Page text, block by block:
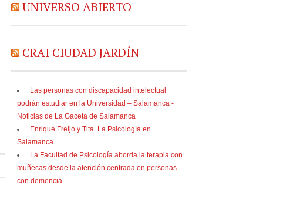
UNIVERSO ABIERTO
CRAI CIUDAD JARDÍN
Las personas con discapacidad intelectual
podrán estudiar en la Universidad – Salamanca -
Noticias de La Gaceta de Salamanca
Enrique Freijo y Tita. La Psicología en
Salamanca
La Facultad de Psicología aborda la terapia con
muñecas desde la atención centrada en personas
con demencia